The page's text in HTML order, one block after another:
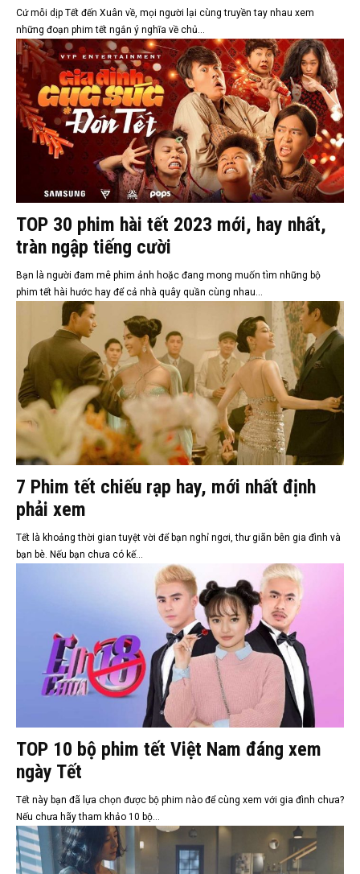
Cứ mỗi dịp Tết đến Xuân về, mọi người lại cùng truyền tay nhau xem
những đoạn phim tết ngắn ý nghĩa về chủ...
TOP 30 phim hài tết 2023 mới, hay nhất,
tràn ngập tiếng cười
Bạn là người đam mê phim ảnh hoặc đang mong muốn tìm những bộ
phim tết hài hước hay để cả nhà quây quần cùng nhau...
7 Phim tết chiếu rạp hay, mới nhất định
phải xem
Tết là khoảng thời gian tuyệt vời để bạn nghỉ ngơi, thư giãn bên gia đình và
bạn bè. Nếu bạn chưa có kế...
TOP 10 bộ phim tết Việt Nam đáng xem
ngày Tết
Tết này bạn đã lựa chọn được bộ phim nào để cùng xem với gia đình chưa?
Nếu chưa hãy tham khảo 10 bộ...